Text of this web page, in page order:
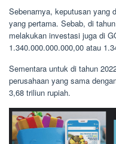
Sebenarnya, keputusan yang
yang pertama. Sebab, di
melakukan investasi juga di
1.340.000.000.000,00 atau
Sementara untuk di tahun
perusahaan yang sama
3,68 triliun rupiah.